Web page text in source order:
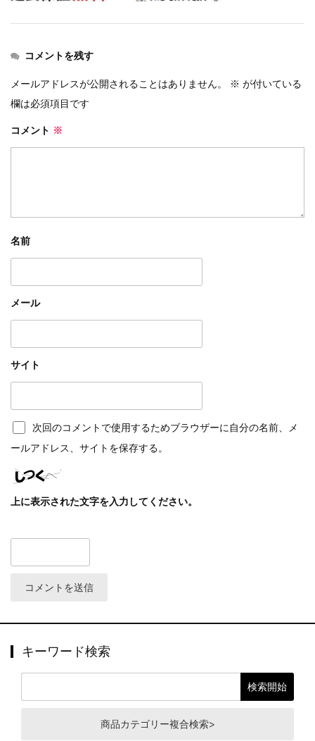
コメントを残す
メールアドレスが公開されることはありません。 ※ が付いている
欄は必須項目です
コメント ※
名前
メール
サイト
次回のコメントで使用するためブラウザーに自分の名前、メ
ールアドレス、サイトを保存する。
上に表示された文字を入力してください。
キーワード検索
商品カテゴリー複合検索>